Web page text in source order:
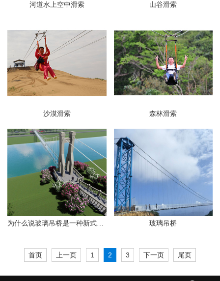
河道水上空中滑索 山谷滑索
沙漠滑索 森林滑索
玻璃吊桥
首页 上一页 1 2 3 下一页 尾页